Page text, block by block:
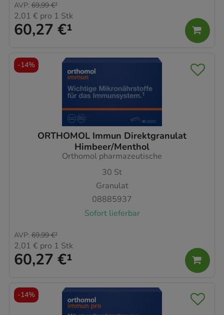
60,27 €¹
AVP: 69,99 €²
2,01 € pro 1 Stk
ORTHOMOL Immun Direktgranulat
Himbeer/Menthol
Orthomol pharmazeutische
30 St
Granulat
08885937
Sofort lieferbar
60,27 €¹
AVP: 69,99 €²
2,01 € pro 1 Stk
-14%
-14%